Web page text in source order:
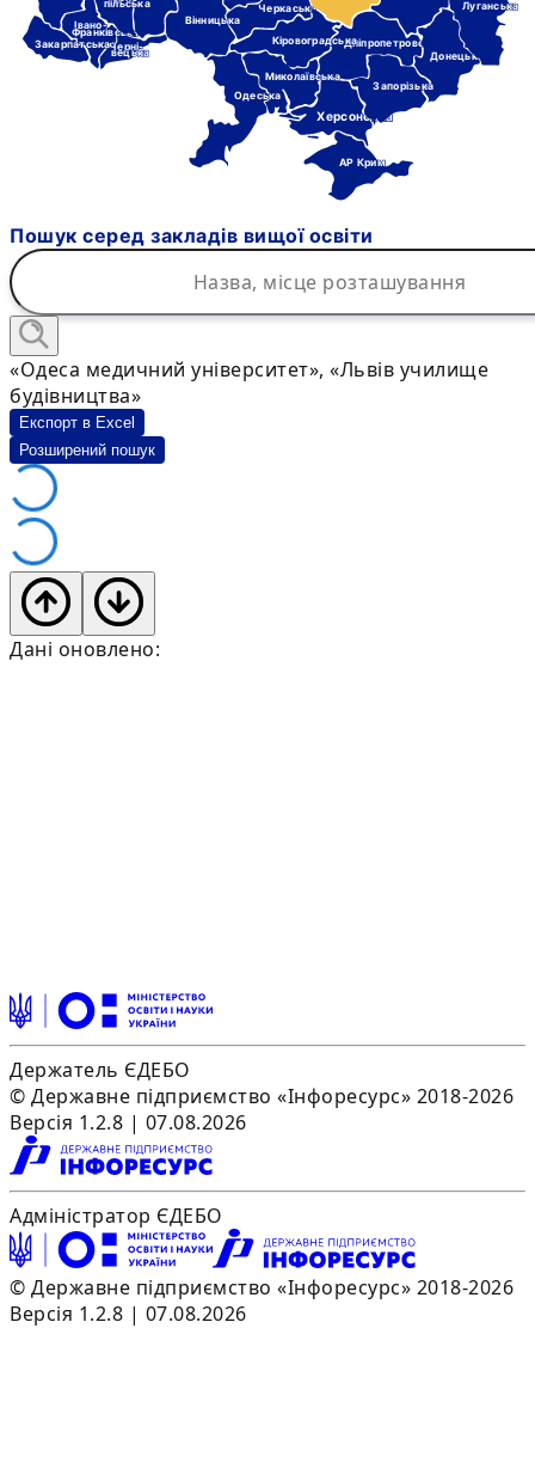
Черкаська
Черні-
вецька
Дніпропетровська
Донецька
Івано-
Франківська
Херсонська
Кіровоградська
АР Крим
Луганська
Миколаївська
Одеська
пільська
Вінницька
Закарпатська
Запорізька
Пошук серед закладів вищої освіти
«Одеса медичний університет», «Львів училище
будівництва»
Експорт в Excel
Розширений пошук
Дані оновлено:
Держатель ЄДЕБО
© Державне підприємство «Інфоресурс» 2018-2026
Версія 1.2.8 | 07.08.2026
Адміністратор ЄДЕБО
© Державне підприємство «Інфоресурс» 2018-2026
Версія 1.2.8 | 07.08.2026